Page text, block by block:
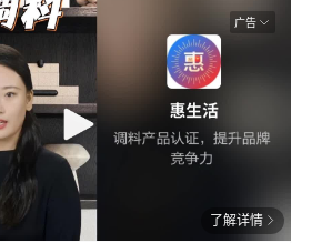
广告
了解详情